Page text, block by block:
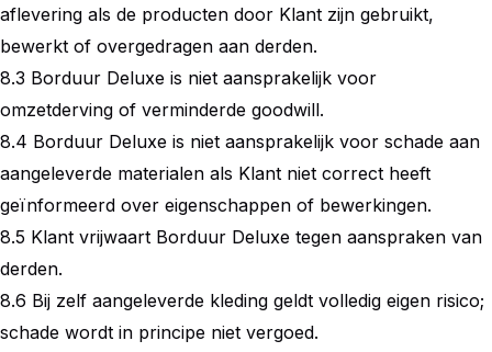
aflevering als de producten door Klant zijn gebruikt,
bewerkt of overgedragen aan derden.
8.3 Borduur Deluxe is niet aansprakelijk voor
omzetderving of verminderde goodwill.
8.4 Borduur Deluxe is niet aansprakelijk voor schade aan
aangeleverde materialen als Klant niet correct heeft
geïnformeerd over eigenschappen of bewerkingen.
8.5 Klant vrijwaart Borduur Deluxe tegen aanspraken van
derden.
8.6 Bij zelf aangeleverde kleding geldt volledig eigen risico;
schade wordt in principe niet vergoed.